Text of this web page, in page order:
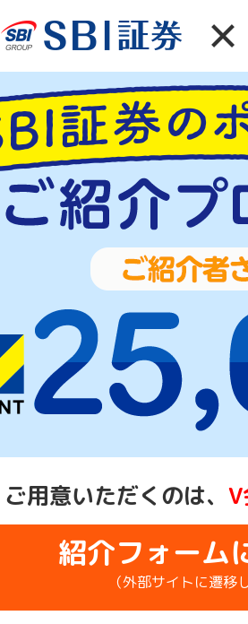
用意いただくのは、
紹介フォーム
（外部サイトに遷移